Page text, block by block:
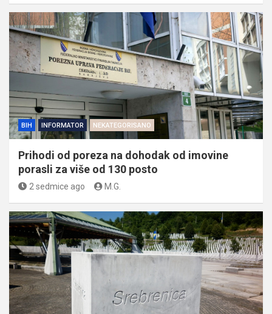
BIH INFORMATOR NEKATEGORISANO
Prihodi od poreza na dohodak od imovine
porasli za više od 130 posto
2 sedmice ago M.G.